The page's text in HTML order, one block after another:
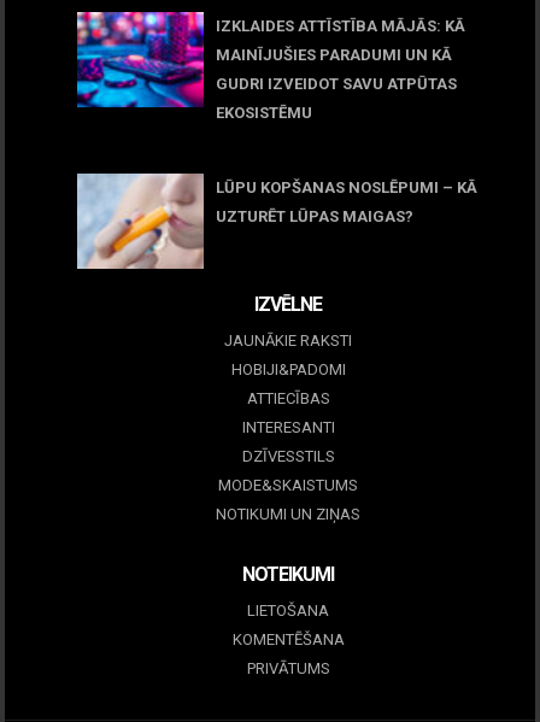
IZKLAIDES ATTĪSTĪBA MĀJĀS: KĀ
MAINĪJUŠIES PARADUMI UN KĀ
GUDRI IZVEIDOT SAVU ATPŪTAS
EKOSISTĒMU
LŪPU KOPŠANAS NOSLĒPUMI – KĀ
UZTURĒT LŪPAS MAIGAS?
IZVĒLNE
JAUNĀKIE RAKSTI
HOBIJI&PADOMI
ATTIECĪBAS
INTERESANTI
DZĪVESSTILS
MODE&SKAISTUMS
NOTIKUMI UN ZIŅAS
NOTEIKUMI
LIETOŠANA
KOMENTĒŠANA
PRIVĀTUMS